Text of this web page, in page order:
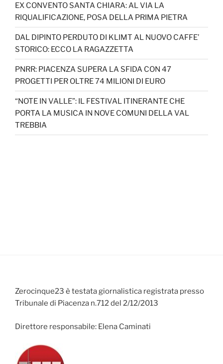
EX CONVENTO SANTA CHIARA: AL VIA LA
RIQUALIFICAZIONE, POSA DELLA PRIMA PIETRA
DAL DIPINTO PERDUTO DI KLIMT AL NUOVO CAFFE’
STORICO: ECCO LA RAGAZZETTA
PNRR: PIACENZA SUPERA LA SFIDA CON 47
PROGETTI PER OLTRE 74 MILIONI DI EURO
“NOTE IN VALLE”: IL FESTIVAL ITINERANTE CHE
PORTA LA MUSICA IN NOVE COMUNI DELLA VAL
TREBBIA
Zerocinque23 è testata giornalistica registrata presso
Tribunale di Piacenza n.712 del 2/12/2013
Direttore responsabile: Elena Caminati